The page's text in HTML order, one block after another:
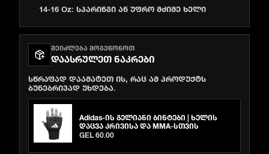
14-16 Oz: სპარინგი ან უფრო მძიმე ხელი
ᲨᲔᲘᲫᲚᲔᲑᲐ ᲛᲝᲒᲔᲬᲝᲜᲝᲗ
ᲓᲐᲐᲡᲠᲣᲚᲔᲗ ᲜᲐᲙᲠᲔᲑᲘ
სწრაფად დაამატეთ ის, რაც ამ პროდუქტს
ბუნებრივად უხდება.
Adidas-ის გელიანი ბინტები | ხელის
დაცვა კრივისა და MMA-სთვის
GEL 60.00